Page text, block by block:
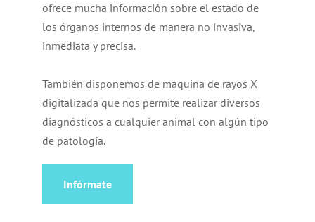
ofrece mucha información sobre el estado de
los órganos internos de manera no invasiva,
inmediata y precisa.
También disponemos de maquina de rayos X
digitalizada que nos permite realizar diversos
diagnósticos a cualquier animal con algún tipo
de patología.
Infórmate